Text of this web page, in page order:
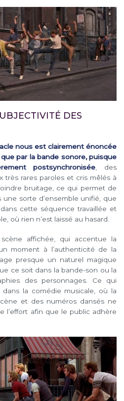
DES
nous est clairement énoncée
par la bande sonore, puisque
postsynchronisée , des
très rares paroles et cris mêlés à
bruitage, ce qui permet de
sorte d’ensemble unifié, que
cette séquence travaillée et
où rien n’est laissé au hasard.
affichée, qui accentue la
moment à l’authenticité de la
presque un naturel magique
ce soit dans la bande-son ou la
des personnages. Ce qui
la comédie musicale, où la
et des numéros dansés ne
l’effort afin que le public adhère